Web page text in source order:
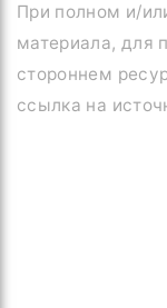
При полном и/
материала, для
стороннем
ссылка на